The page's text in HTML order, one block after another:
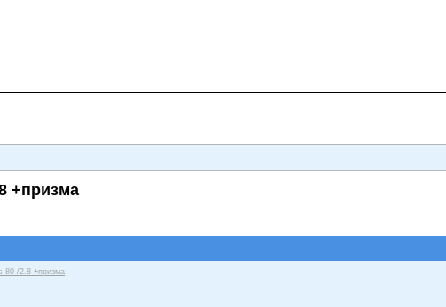
+призма
80 /2.8 +призма